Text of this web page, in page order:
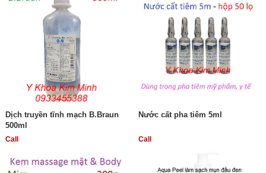
Dịch truyền tĩnh mạch B.Braun
500ml
Call
Nước cất pha tiêm 5ml
Call